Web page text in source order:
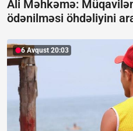
Ali Məhkəmə:
ödənilməsi öhdəliyini
6 Avqust 20:03